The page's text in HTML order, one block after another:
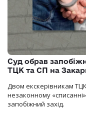
Суд обрав
ТЦК та СП на
Двом екскерівникам
незаконному
запобіжний захід.